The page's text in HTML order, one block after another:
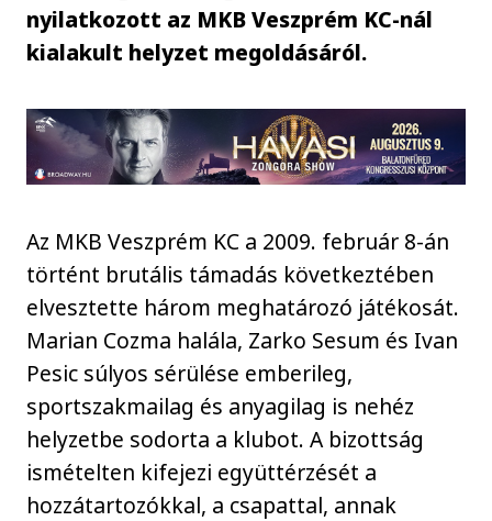
nyilatkozott az MKB Veszprém KC-nál
kialakult helyzet megoldásáról.
Az MKB Veszprém KC a 2009. február 8-án
történt brutális támadás következtében
elvesztette három meghatározó játékosát.
Marian Cozma halála, Zarko Sesum és Ivan
Pesic súlyos sérülése emberileg,
sportszakmailag és anyagilag is nehéz
helyzetbe sodorta a klubot. A bizottság
ismételten kifejezi együttérzését a
hozzátartozókkal, a csapattal, annak